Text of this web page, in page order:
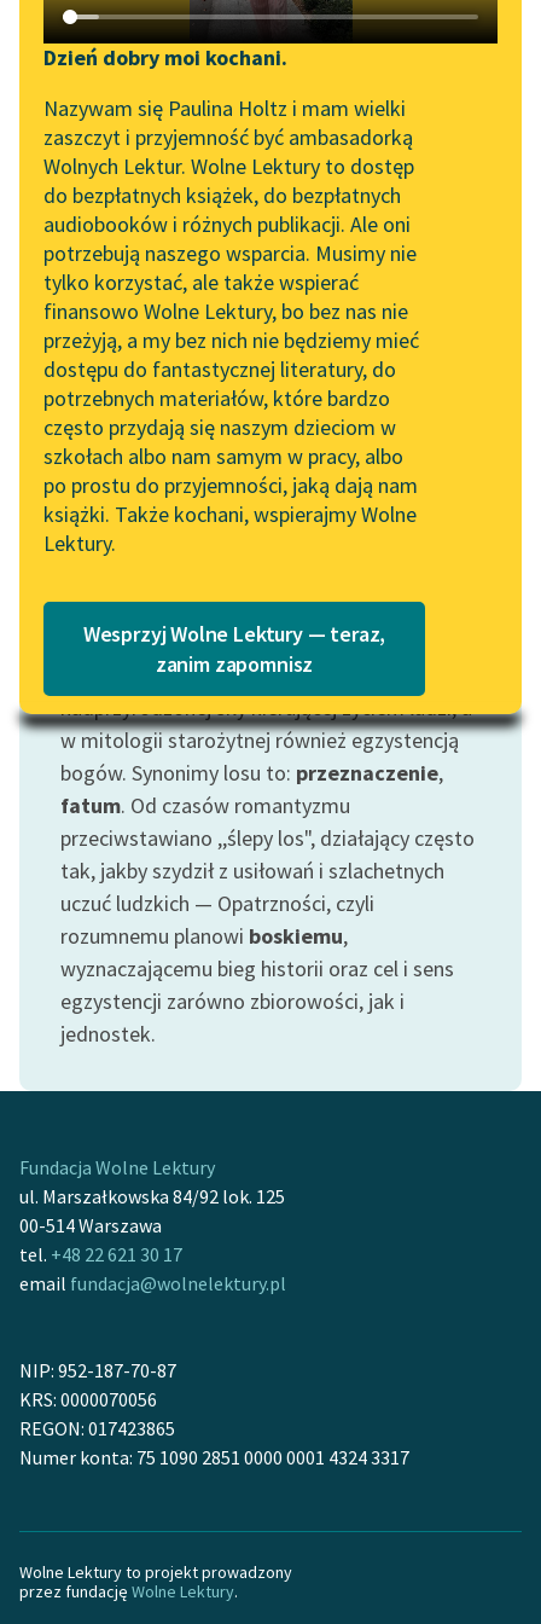
Katalog DAISY
Podkasty o książkach
Zgłoś brak utworu
Aktualności
„Prokurator Alicja Horn”
do słuchania
Byliśmy częścią AI Impact
Lab
Zapraszamy na spotkanie
online z tłumaczkami
literatury skandynawskiej
Spotkanie z Katarzyną
Tunkiel w Oslo
102. lata temu zmarł
Joseph Conrad
Lektury szkolne i klasyka
literatury do słuchania dla
uczennic i uczniów z
niepełnosprawnościami
E-kolekcja lektur
szkolnych i literatury do
słuchania dla uczennic i
uczniów z
niepełnosprawnościami
Feministyczne inspiracje.
Popularyzacja
skandynawskiej literatury
feministycznej
Ręce pełne poezji
twórców przechodzących
do domeny publicznej,
lektur szkolnych oraz
Starego Testamentu
Narzędzia
Mapa Wolnych Lektur
Leśmianator
Przewodnik dla piszących i
czytających
API
OAI-PMH
Widget Wolnych Lektur
Przypisy
Katalog w formacie PDF
O nas
O projekcie
Zespół
Dzień dobry moi kochani.
Nazywam się Paulina Holtz i mam wielki
zaszczyt i przyjemność być ambasadorką
Wolnych Lektur. Wolne Lektury to dostęp
do bezpłatnych książek, do bezpłatnych
audiobooków i różnych publikacji. Ale oni
potrzebują naszego wsparcia. Musimy nie
tylko korzystać, ale także wspierać
finansowo Wolne Lektury, bo bez nas nie
przeżyją, a my bez nich nie będziemy mieć
dostępu do fantastycznej literatury, do
potrzebnych materiałów, które bardzo
często przydają się naszym dzieciom w
szkołach albo nam samym w pracy, albo
po prostu do przyjemności, jaką dają nam
książki. Także kochani, wspierajmy Wolne
Lektury.
Wesprzyj Wolne Lektury — teraz,
zanim zapomnisz
Rabindranath Tagore
Jego królewska
mość - dziecko
— Panie! — zawołał. —
Pozwól mi pozostać!
To nie ja! To Bóg
ukradł twe dziecko!
Kiedy Anukul...
Czytaj więcej
Motyw: Los
Motyw klasyczny, odnoszący się do
nadprzyrodzonej siły kierującej życiem ludzi, a
w mitologii starożytnej również egzystencją
bogów. Synonimy losu to: przeznaczenie,
fatum. Od czasów romantyzmu
przeciwstawiano ,,ślepy los", działający często
tak, jakby szydził z usiłowań i szlachetnych
uczuć ludzkich — Opatrzności, czyli
rozumnemu planowi boskiemu,
wyznaczającemu bieg historii oraz cel i sens
egzystencji zarówno zbiorowości, jak i
jednostek.
Fundacja Wolne Lektury
ul. Marszałkowska 84/92 lok. 125
00-514 Warszawa
tel. +48 22 621 30 17
email fundacja@wolnelektury.pl
NIP: 952-187-70-87
KRS: 0000070056
REGON: 017423865
Numer konta: 75 1090 2851 0000 0001 4324 3317
Wolne Lektury to projekt prowadzony
przez fundację Wolne Lektury.